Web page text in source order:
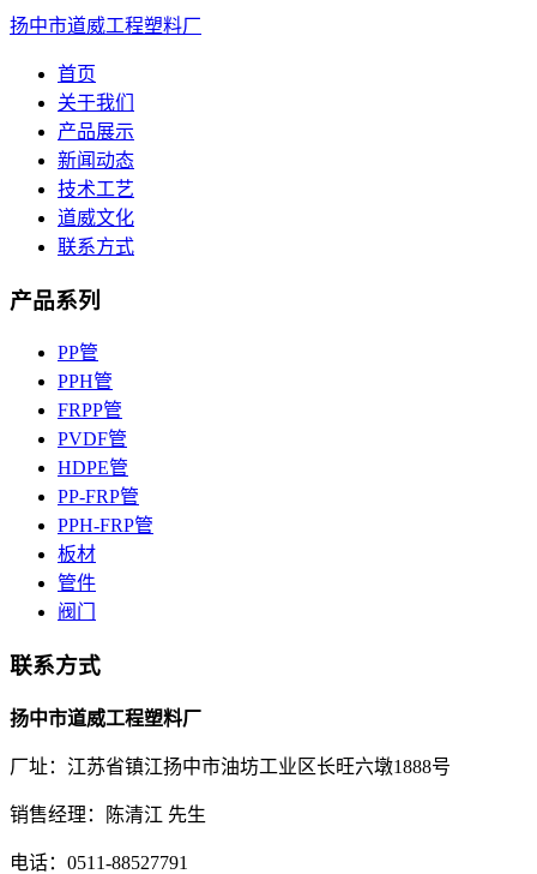
扬中市道威工程塑料厂
首页
关于我们
产品展示
新闻动态
技术工艺
道威文化
联系方式
产品系列
PP管
PPH管
FRPP管
PVDF管
HDPE管
PP-FRP管
PPH-FRP管
板材
管件
阀门
联系方式
扬中市道威工程塑料厂
厂址：江苏省镇江扬中市油坊工业区长旺六墩1888号
销售经理：陈清江 先生
电话：0511-88527791